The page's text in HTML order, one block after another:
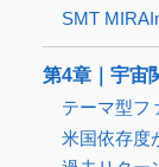
SMT
第4章｜宇宙
テーマ型フ
米国依存度